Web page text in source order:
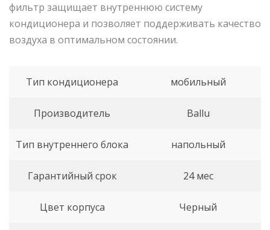
фильтр защищает внутреннюю систему
кондиционера и позволяет поддерживать качество
воздуха в оптимальном состоянии.
Тип кондиционера мобильный
Производитель Ballu
Тип внутреннего блока напольный
Гарантийный срок 24 мес
Цвет корпуса Черный